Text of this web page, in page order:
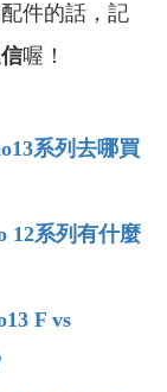
件的話，記
喔！
系列去哪買
12系列有什麼
F vs